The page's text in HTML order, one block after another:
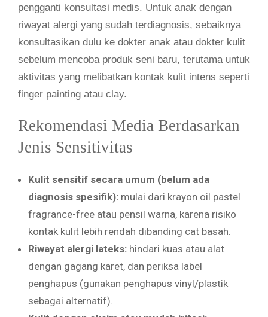
pengganti konsultasi medis. Untuk anak dengan
riwayat alergi yang sudah terdiagnosis, sebaiknya
konsultasikan dulu ke dokter anak atau dokter kulit
sebelum mencoba produk seni baru, terutama untuk
aktivitas yang melibatkan kontak kulit intens seperti
finger painting atau clay.
Rekomendasi Media Berdasarkan
Jenis Sensitivitas
Kulit sensitif secara umum (belum ada
diagnosis spesifik): mulai dari krayon oil pastel
fragrance-free atau pensil warna, karena risiko
kontak kulit lebih rendah dibanding cat basah.
Riwayat alergi lateks: hindari kuas atau alat
dengan gagang karet, dan periksa label
penghapus (gunakan penghapus vinyl/plastik
sebagai alternatif).